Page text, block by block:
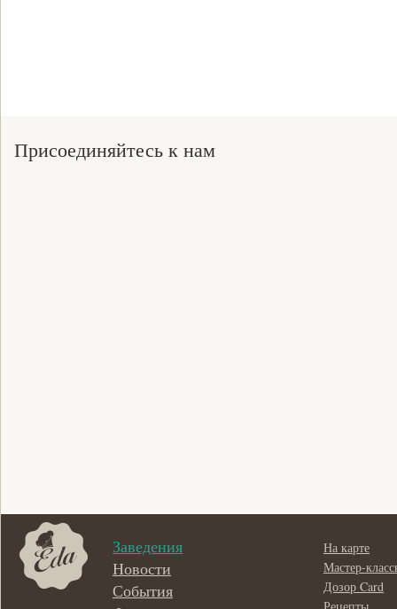
Присоединяйтесь к нам
Заведения
Новости
События
На карте
Мастер-
Дозор Card